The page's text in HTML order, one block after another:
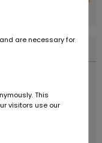
are necessary for
This
visitors use our